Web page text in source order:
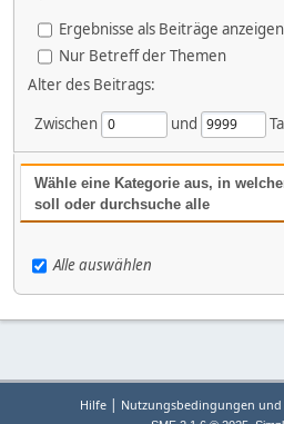
Ergebnisse als Beiträge anzeigen
Nur Betreff der Themen
Alter des Beitrags:
Zwischen
und
Wähle eine Kategorie aus, in
soll oder durchsuche alle
Alle auswählen
Hilfe | Nutzungsbedingungen und